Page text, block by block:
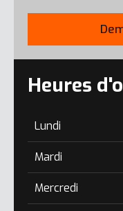
Heures
Lundi
Mardi
Mercredi